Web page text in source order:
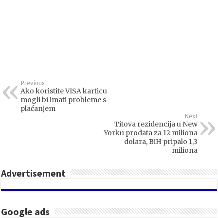
Previous
Ako koristite VISA karticu
mogli bi imati probleme s
plaćanjem
Next
Titova rezidencija u New
Yorku prodata za 12 miliona
dolara, BiH pripalo 1,3
miliona
Advertisement
Google ads